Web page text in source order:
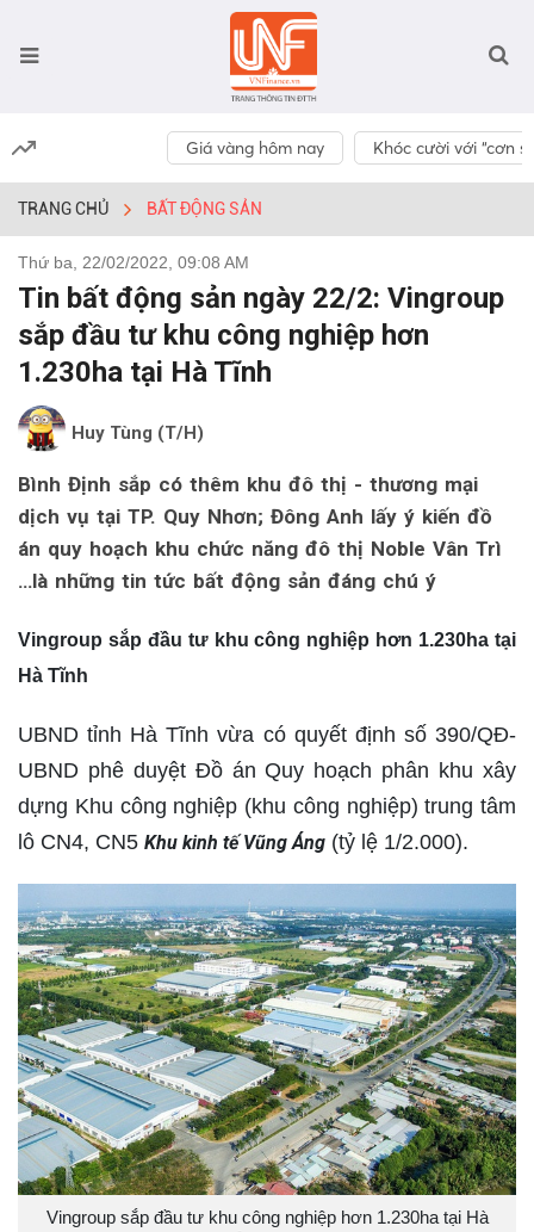
Giá vàng hôm nay Khóc cười với “cơn
TRANG CHỦ BẤT ĐỘNG SẢN
Thứ ba, 22/02/2022, 09:08 AM
Tin bất động sản ngày 22/2: Vingroup
sắp đầu tư khu công nghiệp hơn
1.230ha tại Hà Tĩnh
Huy Tùng (T/H)
Bình Định sắp có thêm khu đô thị - thương mại
dịch vụ tại TP. Quy Nhơn; Đông Anh lấy ý kiến đồ
án quy hoạch khu chức năng đô thị Noble Vân Trì
…là những tin tức bất động sản đáng chú ý
Vingroup sắp đầu tư khu công nghiệp hơn 1.230ha tại
Hà Tĩnh
UBND tỉnh Hà Tĩnh vừa có quyết định số 390/QĐ-
UBND phê duyệt Đồ án Quy hoạch phân khu xây
dựng Khu công nghiệp (khu công nghiệp) trung tâm
lô CN4, CN5 Khu kinh tế Vũng Áng (tỷ lệ 1/2.000).
Vingroup sắp đầu tư khu công nghiệp hơn 1.230ha tại Hà